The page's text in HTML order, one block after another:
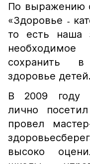
По выражению
«Здоровье ˗
то есть наша
сохранить
здоровье детей.
В 2009 году
лично
провел
высоко